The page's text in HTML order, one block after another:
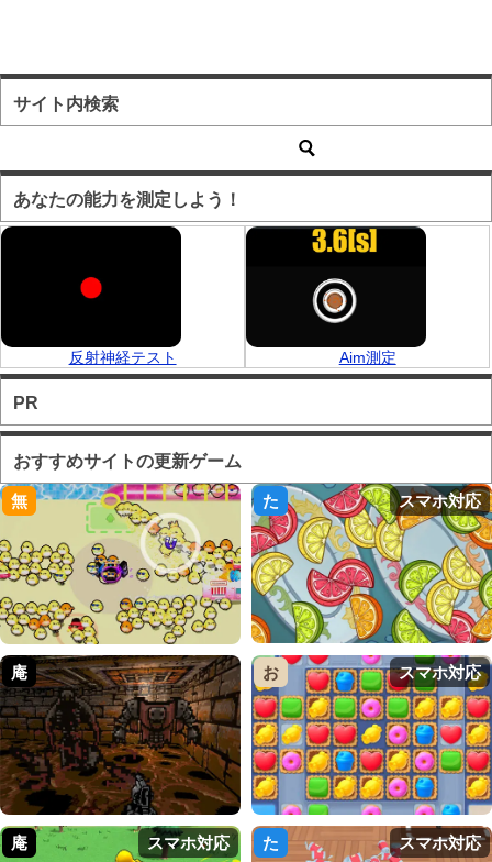
サイト内検索
あなたの能力を測定しよう！
反射神経テスト Aim測定
PR
おすすめサイトの更新ゲーム
無 た スマホ対応
庵 お スマホ対応
庵 スマホ対応 た スマホ対応